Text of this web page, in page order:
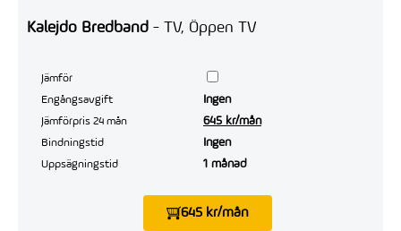
Kalejdo Bredband - TV, Öppen TV
Jämför
Engångsavgift
Ingen
Jämförpris 24 mån 645 kr/mån
Bindningstid Ingen
Uppsägningstid 1 månad
645 kr/mån